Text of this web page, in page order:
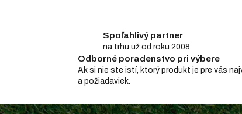
Spoľahlivý partner
na trhu už od roku 2008
Odborné poradenstvo pri výbere
Ak si nie ste istí, ktorý produkt je pre vás
a požiadaviek.